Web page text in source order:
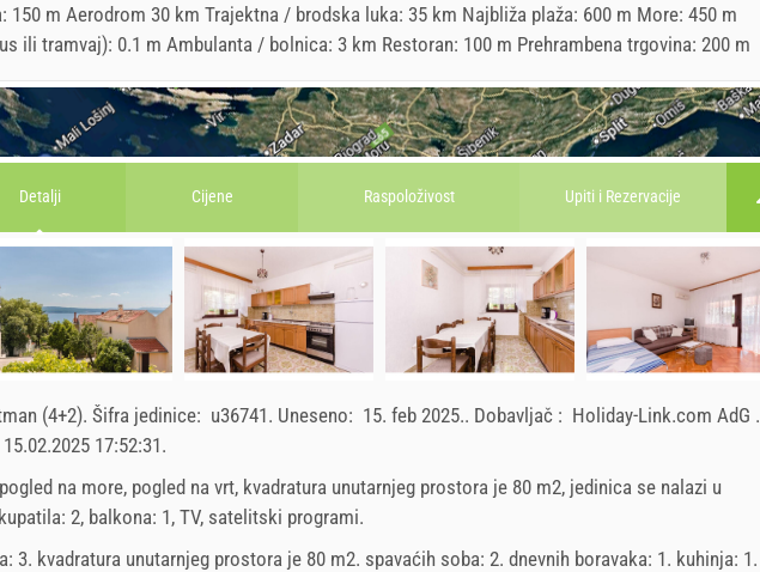
150 m Aerodrom 30 km Trajektna / brodska luka: 35 km Najbliža plaža: 600 m More: 450 m
ili tramvaj): 0.1 m Ambulanta / bolnica: 3 km Restoran: 100 m Prehrambena trgovina: 200 m
Detalji Cijene Raspoloživost Upiti i Rezervacije
(4+2). Šifra jedinice: u36741. Uneseno: 15. feb 2025.. Dobavljač : Holiday-Link.com AdG .
15.02.2025 17:52:31.
na more, pogled na vrt, kvadratura unutarnjeg prostora je 80 m2, jedinica se nalazi u
2, balkona: 1, TV, satelitski programi.
3. kvadratura unutarnjeg prostora je 80 m2. spavaćih soba: 2. dnevnih boravaka: 1. kuhinja: 1.